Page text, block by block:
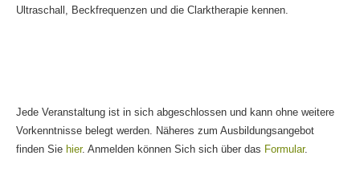
Ultraschall, Beckfrequenzen und die Clarktherapie kennen.
Jede Veranstaltung ist in sich abgeschlossen und kann ohne weitere
Vorkenntnisse belegt werden. Näheres zum Ausbildungsangebot
finden Sie hier. Anmelden können Sich sich über das Formular.